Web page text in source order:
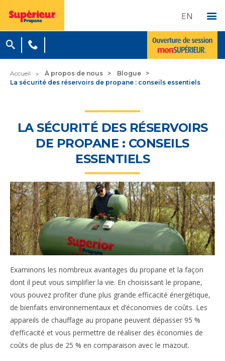
EN
Accueil À propos de nous
Blogue
La sécurité des réservoirs de propane : conseils essentiels
LA SÉCURITÉ DES RÉSERVOIRS
DE PROPANE : CONSEILS
ESSENTIELS
Examinons les nombreux avantages du propane et la façon
dont il peut vous simplifier la vie. En choisissant le propane,
vous pouvez profiter d’une plus grande efficacité énergétique,
de bienfaits environnementaux et d’économies de coûts. Les
appareils de chauffage au propane peuvent dépasser 95 %
d’efficacité et vous permettre de réaliser des économies de
coûts de plus de 25 % en comparaison avec le mazout.